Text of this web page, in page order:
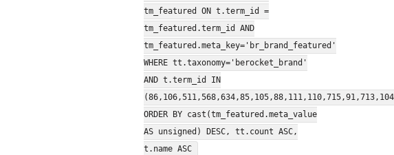
tm_featured ON t.term_id =
tm_featured.term_id AND
tm_featured.meta_key='br_brand_featured'
WHERE tt.taxonomy='berocket_brand'
AND t.term_id IN
ORDER BY cast(tm_featured.meta_value
AS unsigned) DESC, tt.count ASC,
t.name ASC